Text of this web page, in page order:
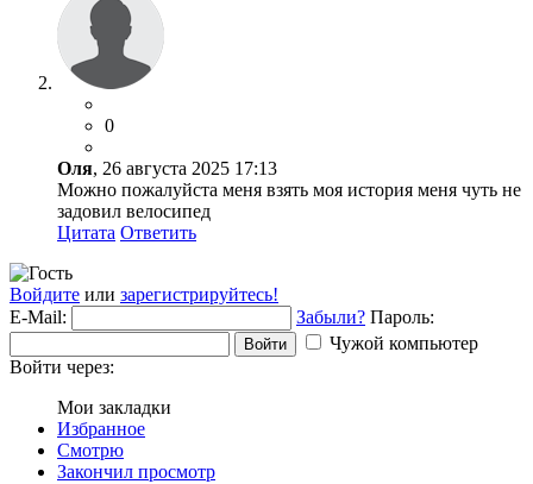
0
Оля, 26 августа 2025 17:13
Можно пожалуйста меня взять моя история меня чуть не
задовил велосипед
Цитата Ответить
Войдите или зарегистрируйтесь!
E-Mail:
Забыли? Пароль:
Войти
Чужой компьютер
Войти через:
Мои закладки
Избранное
Смотрю
Закончил просмотр